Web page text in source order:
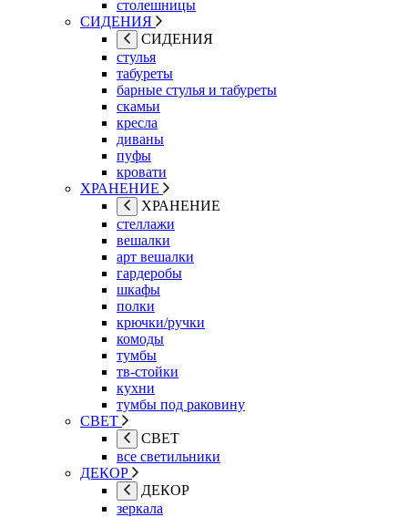
столешницы
СИДЕНИЯ
СИДЕНИЯ
стулья
табуреты
барные стулья и табуреты
скамьи
кресла
диваны
пуфы
кровати
ХРАНЕНИЕ
ХРАНЕНИЕ
стеллажи
вешалки
арт вешалки
гардеробы
шкафы
полки
крючки/ручки
комоды
тумбы
тв-стойки
кухни
тумбы под раковину
СВЕТ
СВЕТ
все светильники
ДЕКОР
ДЕКОР
зеркала